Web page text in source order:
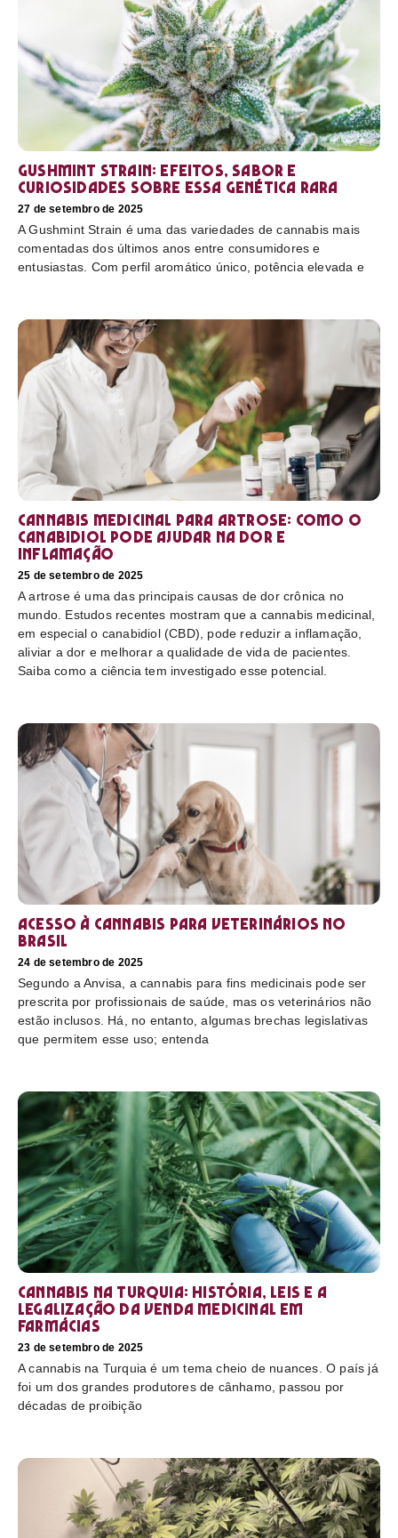
Gushmint Strain: efeitos, sabor e
curiosidades sobre essa genética rara
27 de setembro de 2025
A Gushmint Strain é uma das variedades de cannabis mais
comentadas dos últimos anos entre consumidores e
entusiastas. Com perfil aromático único, potência elevada e
Cannabis medicinal para artrose: como o
canabidiol pode ajudar na dor e
inflamação
25 de setembro de 2025
A artrose é uma das principais causas de dor crônica no
mundo. Estudos recentes mostram que a cannabis medicinal,
em especial o canabidiol (CBD), pode reduzir a inflamação,
aliviar a dor e melhorar a qualidade de vida de pacientes.
Saiba como a ciência tem investigado esse potencial.
Acesso à cannabis para veterinários no
Brasil
24 de setembro de 2025
Segundo a Anvisa, a cannabis para fins medicinais pode ser
prescrita por profissionais de saúde, mas os veterinários não
estão inclusos. Há, no entanto, algumas brechas legislativas
que permitem esse uso; entenda
Cannabis na Turquia: história, leis e a
legalização da venda medicinal em
farmácias
23 de setembro de 2025
A cannabis na Turquia é um tema cheio de nuances. O país já
foi um dos grandes produtores de cânhamo, passou por
décadas de proibição